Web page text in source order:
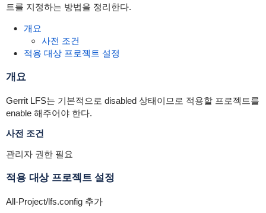
트를 지정하는 방법을 정리한다.
개요
사전 조건
적용 대상 프로젝트 설정
개요
Gerrit LFS는 기본적으로 disabled 상태이므로 적용할 프로젝트를
enable 해주어야 한다.
사전 조건
관리자 권한 필요
적용 대상 프로젝트 설정
All-Project/lfs.config 추가